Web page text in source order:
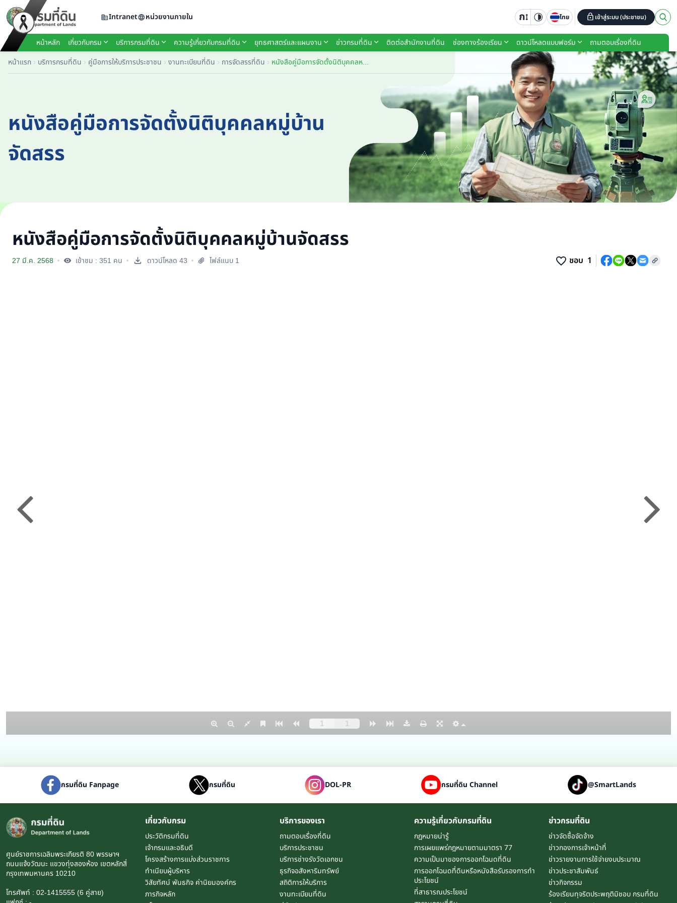
Intranet หน่วยงานภายใน ไทย เข้าสู่ระบบ (ประชาชน)
หน้าหลัก เกี่ยวกับกรม บริการกรมที่ดิน ความรู้เกี่ยวกับกรมที่ดิน ยุทธศาสตร์และแผนงาน ข่าวกรมที่ดิน ติดต่อสำนักงานที่ดิน ช่องทางร้องเรียน ดาวน์โหลดแบบฟอร์ม
ถามตอบเรื่องที่ดิน
หน้าแรก
บริการกรมที่ดิน คู่มือการให้บริการประชาชน งานทะเบียนที่ดิน การจัดสรรที่ดิน หนังสือคู่มือการจัดตั้งนิติบุคคลหมู่บ้านจัดสรร
หนังสือคู่มือการจัดตั้งนิติบุคคลหมู่บ้าน
จัดสรร
หนังสือคู่มือการจัดตั้งนิติบุคคลหมู่บ้านจัดสรร
27 มี.ค. 2568 เข้าชม : 351 คน ดาวน์โหลด 43 ไฟล์แนบ 1 ชอบ 1
กรมที่ดิน Fanpage กรมที่ดิน DOL-PR กรมที่ดิน Channel @SmartLands
ศูนย์ราชการเฉลิมพระเกียรติ 80 พรรษาฯ
ถนนแจ้งวัฒนะ แขวงทุ่งสองห้อง เขตหลักสี่
กรุงเทพมหานคร 10210
โทรศัพท์ : 02-1415555 (6 คู่สาย)
เกี่ยวกับกรม
ประวัติกรมที่ดิน
เจ้ากรมและอธิบดี
โครงสร้างการแบ่งส่วนราชการ
ทำเนียบผู้บริหาร
วิสัยทัศน์ พันธกิจ ค่านิยมองค์กร
ภารกิจหลัก
บริการของเรา
ถามตอบเรื่องที่ดิน
บริการประชาชน
บริการช่างรังวัดเอกชน
ธุรกิจอสังหาริมทรัพย์
สถิติการให้บริการ
งานทะเบียนที่ดิน
ความรู้เกี่ยวกับกรมที่ดิน
กฎหมายน่ารู้
การเผยแพร่กฎหมายตามมาตรา 77
ความเป็นมาของการออกโฉนดที่ดิน
การออกโฉนดที่ดินหรือหนังสือรับรองการทำ
ประโยชน์
ที่สาธารณประโยชน์
ข่าวกรมที่ดิน
ข่าวจัดซื้อจัดจ้าง
ข่าวกองการเจ้าหน้าที่
ข่าวรายงานการใช้จ่ายงบประมาณ
ข่าวประชาสัมพันธ์
ข่าวกิจกรรม
ร้องเรียนทุจริตประพฤติมิชอบ กรมที่ดิน